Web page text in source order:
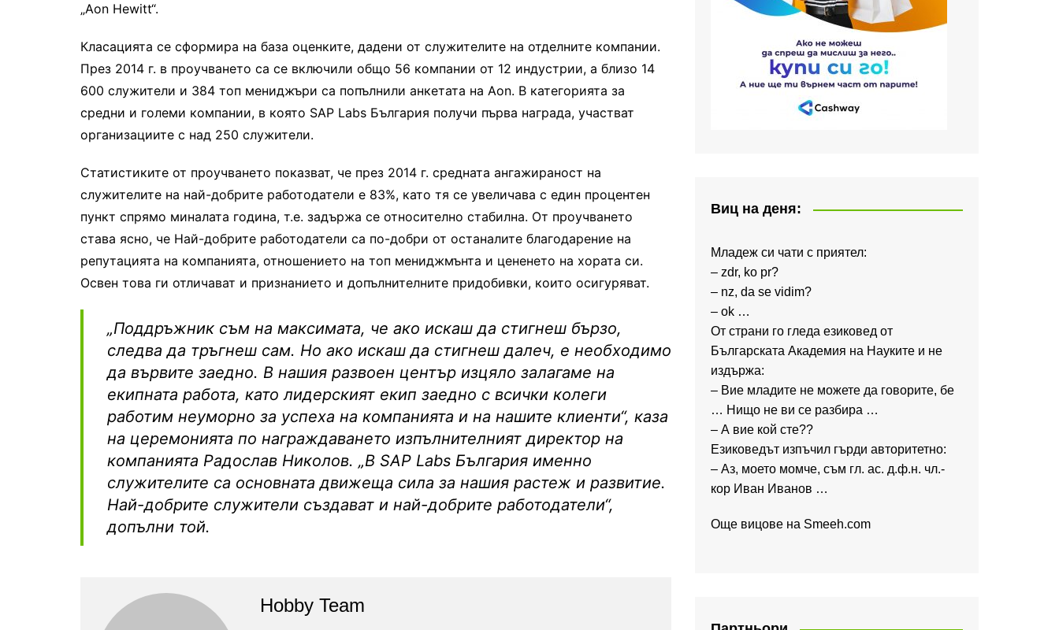
„Aon Hewitt“.
Класацията се сформира на база оценките, дадени от служителите на отделните компании.
През 2014 г. в проучването са се включили общо 56 компании от 12 индустрии, а близо 14
600 служители и 384 топ мениджъри са попълнили анкетата на Aоn. В категорията за
средни и големи компании, в която SAP Labs България получи първа награда, участват
организациите с над 250 служители.
Статистиките от проучването показват, че през 2014 г. средната ангажираност на
служителите на най-добрите работодатели е 83%, като тя се увеличава с един процентен
пункт спрямо миналата година, т.е. задържа се относително стабилна. От проучването
става ясно, че Най-добрите работодатели са по-добри от останалите благодарение на
репутацията на компанията, отношението на топ мениджмънта и цененето на хората си.
Освен това ги отличават и признанието и допълнителните придобивки, които осигуряват.
„Поддръжник съм на максимата, че ако искаш да стигнеш бързо,
следва да тръгнеш сам. Но ако искаш да стигнеш далеч, е необходимо
да вървите заедно. В нашия развоен център изцяло залагаме на
екипната работа, като лидерският екип заедно с всички колеги
работим неуморно за успеха на компанията и на нашите клиенти“, каза
на церемонията по награждаването изпълнителният директор на
компанията Радослав Николов. „В SAP Labs България именно
служителите са основната движеща сила за нашия растеж и развитие.
Най-добрите служители създават и най-добрите работодатели“,
допълни той.
Hobby Team
Виц на деня:
Младеж си чати с приятел:
– zdr, ko pr?
– nz, da se vidim?
– ok …
От страни го гледа езиковед от
Българската Академия на Науките и не
издържа:
– Вие младите не можете да говорите, бе
… Нищо не ви се разбира …
– А вие кой сте??
Езиковедът изпъчил гърди авторитетно:
– Аз, моето момче, съм гл. ас. д.ф.н. чл.-
кор Иван Иванов …
Още вицове на Smeeh.com